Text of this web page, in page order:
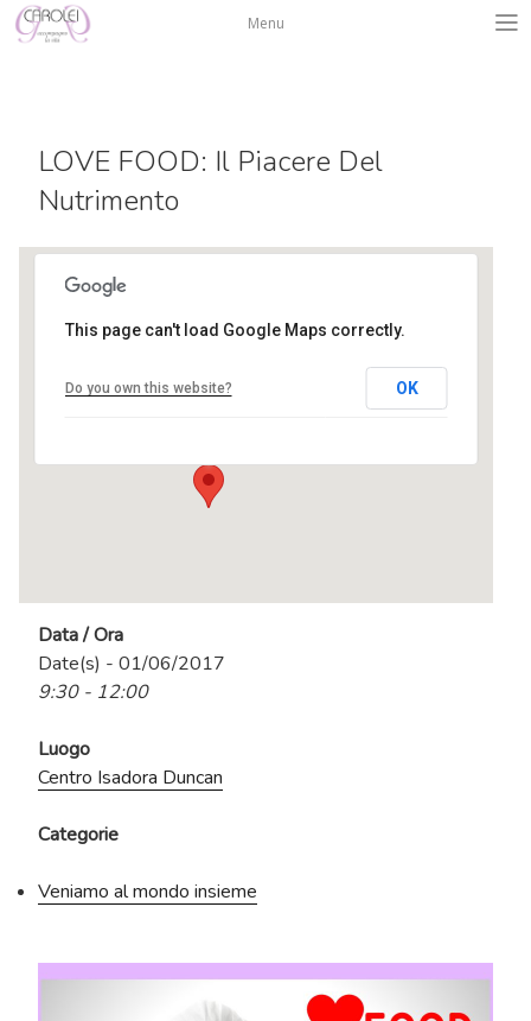
Salta
Menu
LOVE FOOD: Il Piacere Del
Nutrimento
Centro Isadora Duncan
This page can't load Google Maps correctly.
Do you own this website? OK
Data / Ora
Date(s) - 01/06/2017
9:30 - 12:00
Luogo
Centro Isadora Duncan
Categorie
Veniamo al mondo insieme